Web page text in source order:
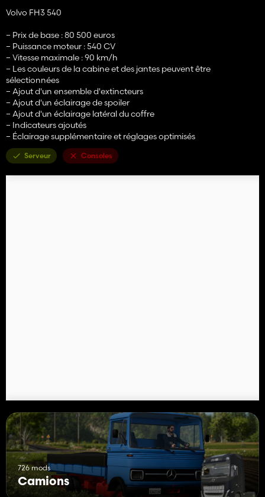
Volvo FH3 540
– Prix de base : 80 500 euros
– Puissance moteur : 540 CV
– Vitesse maximale : 90 km/h
– Les couleurs de la cabine et des jantes peuvent être
sélectionnées
– Ajout d'un ensemble d'extincteurs
– Ajout d'un éclairage de spoiler
– Ajout d'un éclairage latéral du coffre
– Indicateurs ajoutés
– Éclairage supplémentaire et réglages optimisés
Serveur Consoles
726 mods
Camions